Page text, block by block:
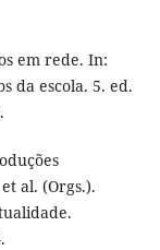
em rede. In:
da escola. 5. ed.
al. (Orgs.).